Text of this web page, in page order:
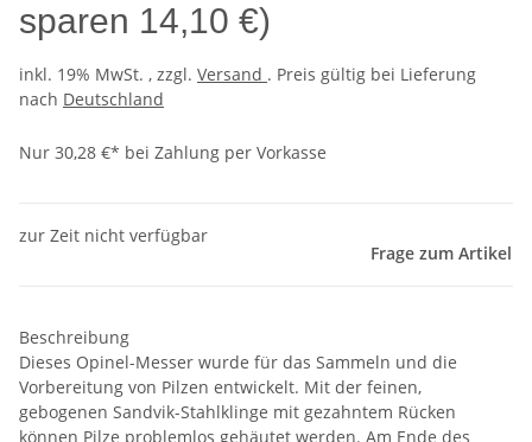
sparen 14,10 €)
inkl. 19% MwSt. , zzgl. Versand . Preis gültig bei Lieferung
nach Deutschland
Nur 30,28 €* bei Zahlung per Vorkasse
zur Zeit nicht verfügbar
Frage zum Artikel
Beschreibung
Dieses Opinel-Messer wurde für das Sammeln und die
Vorbereitung von Pilzen entwickelt. Mit der feinen,
gebogenen Sandvik-Stahlklinge mit gezahntem Rücken
können Pilze problemlos gehäutet werden. Am Ende des